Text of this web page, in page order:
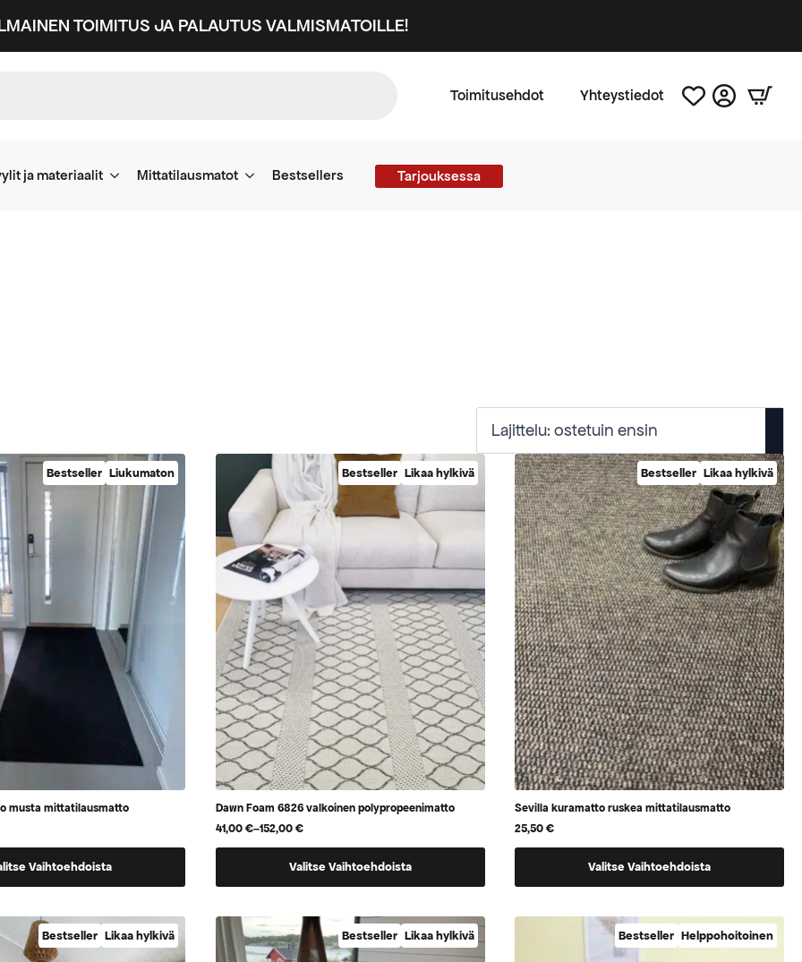
TOIMITUS JA PALAUTUS VALMISMATOILLE!
Toimitusehdot Yhteystiedot
ja materiaalit Mittatilausmatot Bestsellers Tarjouksessa
Bestseller Liukumaton
musta mittatilausmatto
Vaihtoehdoista
Bestseller Likaa hylkivä
Dawn Foam 6826 valkoinen polypropeenimatto
41,00€–152,00€
Hintaluokka:
41,00 €
Valitse Vaihtoehdoista
tuotteella
useampi
muunnelma.
Bestseller Likaa hylkivä
Sevilla kuramatto ruskea mittatilausmatto
25,50€
Valitse Vaihtoehdoista
tuotteella
vaihtoehtoja,
Bestseller Likaa hylkivä Bestseller Likaa hylkivä Bestseller Helppohoitoinen